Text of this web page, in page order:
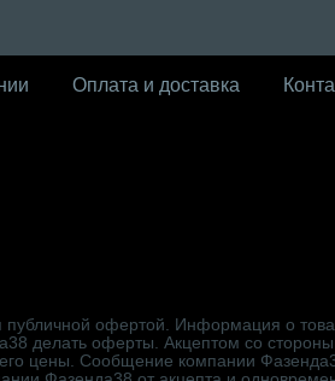
Оплата и доставка
офертой. Информация о
делать оферты. Акцептом со
цены. Сообщение компании